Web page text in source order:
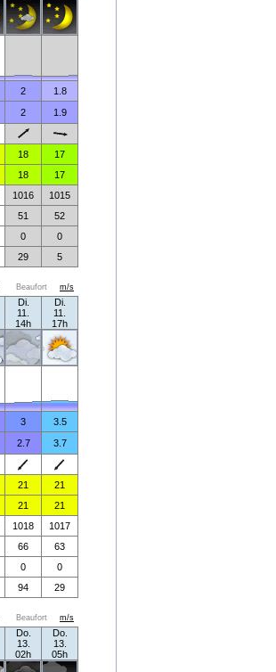
2
1.8
2
1.9
18
17
18
17
1016
1015
51
52
0
0
29 5
Beaufort m/s
Di.
11.
14h
Di.
11.
17h
3
3.5
2.7
3.7
21
21
21
21
1018
1017
66
63
0
0
94 29
Beaufort m/s
Do.
13.
02h
Do.
13.
05h